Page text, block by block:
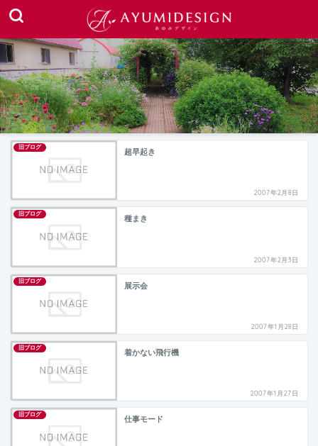
旧ブログ
超早起き
2007年2月8日
旧ブログ
種まき
2007年2月3日
旧ブログ
展示会
2007年1月28日
旧ブログ
着かない飛行機
2007年1月27日
旧ブログ
仕事モード